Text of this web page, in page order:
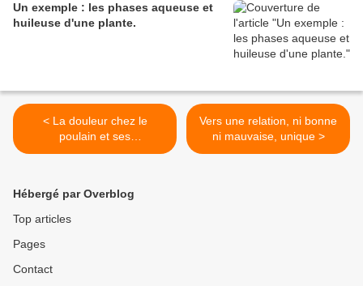
Un exemple : les phases aqueuse et
huileuse d'une plante.
< La douleur chez le
poulain et ses
conséquences
Vers une relation, ni bonne
ni mauvaise, unique >
Hébergé par Overblog
Top articles
Pages
Contact